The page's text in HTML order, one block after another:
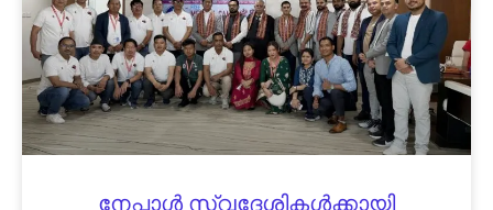
നേപ്പാള്‍ സ്വദേശികള്‍ക്കായി